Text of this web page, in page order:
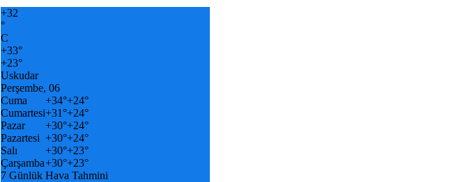
+32
°
C
+33°
+23°
Uskudar
Perşembe, 06
Cuma
+34°+24°
Cumartesi+31°+24°
Pazar
+30°+24°
Pazartesi +30°+24°
Salı
+30°+23°
Çarşamba+30°+23°
7 Günlük Hava Tahmini